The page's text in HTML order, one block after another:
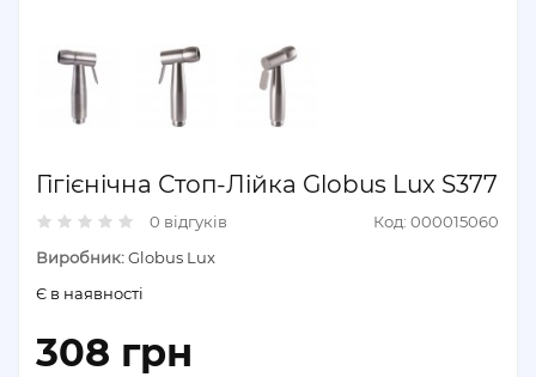
Гігієнічна Стоп-Лійка Globus Lux S377
0 відгуків
Код: 000015060
Виробник:Globus Lux
Є в наявності
308 грн